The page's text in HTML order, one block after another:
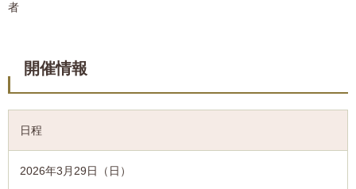
者
開催情報
日程
2026年3月29日（日）